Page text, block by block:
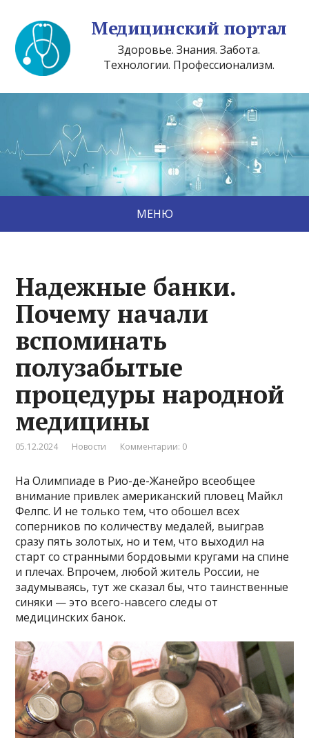
Медицинский портал
Здоровье. Знания. Забота.
Технологии. Профессионализм.
МЕНЮ
Надежные банки.
Почему начали
вспоминать
полузабытые
процедуры народной
медицины
05.12.2024 Новости Комментарии: 0
На Олимпиаде в Рио-де-Жанейро всеобщее
внимание привлек американский пловец Майкл
Фелпс. И не только тем, что обошел всех
соперников по количеству медалей, выиграв
сразу пять золотых, но и тем, что выходил на
старт со странными бордовыми кругами на спине
и плечах. Впрочем, любой житель России, не
задумываясь, тут же сказал бы, что таинственные
синяки — это всего-навсего следы от
медицинских банок.